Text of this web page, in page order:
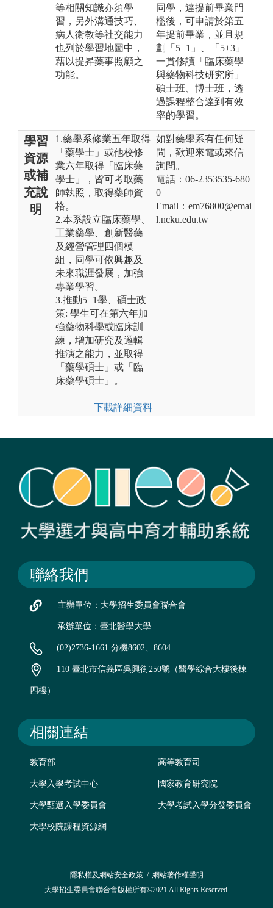
等相關知識亦須學
習，另外溝通技巧、
病人衛教等社交能力
也列於學習地圖中，
藉以提昇藥事照顧之
功能。
同學，達提前畢業門
檻後，可申請於第五
年提前畢業，並且規
劃「5+1」、「5+3」
一貫修讀「臨床藥學
與藥物科技研究所」
碩士班、博士班，透
過課程整合達到有效
率的學習。
學習
資源
或補
充說
明
1.藥學系修業五年取得
「藥學士」或他校修
業六年取得「臨床藥
學士」，皆可考取藥
師執照，取得藥師資
格。
2.本系設立臨床藥學、
工業藥學、創新醫藥
及經營管理四個模
組，同學可依興趣及
未來職涯發展，加強
專業學習。
3.推動5+1學、碩士政
策: 學生可在第六年加
強藥物科學或臨床訓
練，增加研究及邏輯
推演之能力，並取得
「藥學碩士」或「臨
床藥學碩士」。
下載詳細資料
如對藥學系有任何疑
問，歡迎來電或來信
詢問。
電話：06-2353535-680
0
Email：em76800@emai
l.ncku.edu.tw
聯絡我們
主辦單位：大學招生委員會聯合會
承辦單位：臺北醫學大學
(02)2736-1661 分機8602、8604
110 臺北市信義區吳興街250號（醫學綜合大樓後棟
四樓）
相關連結
教育部 高等教育司
大學入學考試中心 國家教育研究院
大學甄選入學委員會 大學考試入學分發委員會
大學校院課程資源網
隱私權及網站安全政策/ 網站著作權聲明
大學招生委員會聯合會版權所有©2021 All Rights Reserved.